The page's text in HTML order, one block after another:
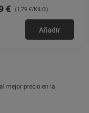
€ (1,79 €/KILO)
Añadir
mejor precio en la